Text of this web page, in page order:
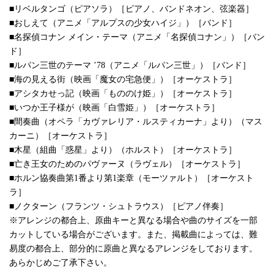
■リベルタンゴ（ピアソラ）［ピアノ、バンドネオン、弦楽器］
■おしえて（アニメ「アルプスの少女ハイジ」）［バンド］
■名探偵コナン メイン・テーマ（アニメ「名探偵コナン」）［バン
ド］
■ルパン三世のテーマ ’78（アニメ「ルパン三世」）［バンド］
■海の見える街（映画「魔女の宅急便」）［オーケストラ］
■アシタカせっ記（映画「もののけ姫」）［オーケストラ］
■いつか王子様が（映画「白雪姫」）［オーケストラ］
■間奏曲（オペラ「カヴァレリア・ルスティカーナ」より）（マス
カーニ）［オーケストラ］
■木星（組曲「惑星」より）（ホルスト）［オーケストラ］
■亡き王女のためのパヴァーヌ（ラヴェル）［オーケストラ］
■ホルン協奏曲第1番より第1楽章（モーツァルト）［オーケスト
ラ］
■ノクターン（フランツ・シュトラウス）［ピアノ伴奏］
※アレンジの都合上、原曲キーと異なる場合や曲のサイズを一部
カットしている場合がございます。また、掲載曲によっては、難
易度の都合上、部分的に原曲と異なるアレンジをしております。
あらかじめご了承下さい。